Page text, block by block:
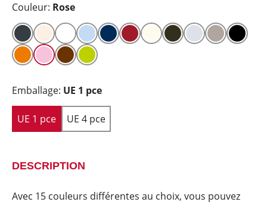
Couleur: Rose
Emballage: UE 1 pce
UE 1 pce UE 4 pce
DESCRIPTION
Avec 15 couleurs différentes au choix, vous pouvez